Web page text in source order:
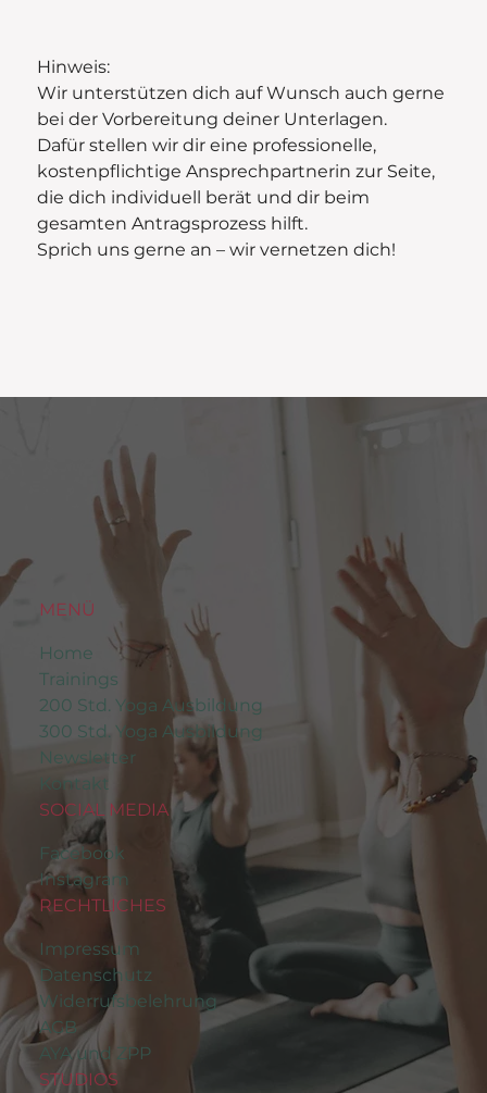
Hinweis:
Wir unterstützen dich auf Wunsch auch gerne
bei der Vorbereitung deiner Unterlagen.
Dafür stellen wir dir eine professionelle,
kostenpflichtige Ansprechpartnerin zur Seite,
die dich individuell berät und dir beim
gesamten Antragsprozess hilft.
Sprich uns gerne an – wir vernetzen dich!
MENÜ
Home
Trainings
200 Std. Yoga Ausbildung
300 Std. Yoga Ausbildung
Newsletter
Kontakt
SOCIAL MEDIA
Facebook
Instagram
RECHTLICHES
Impressum
Datenschutz
Widerrufsbelehrung
AGB
AYA und ZPP
STUDIOS